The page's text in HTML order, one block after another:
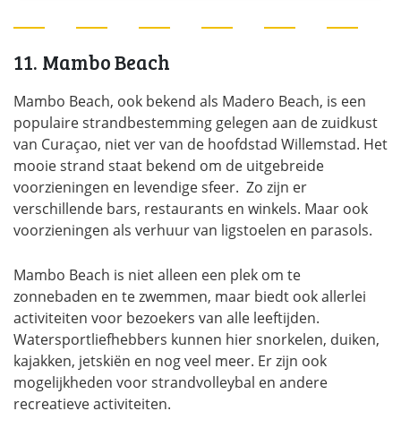
11. Mambo Beach
Mambo Beach, ook bekend als Madero Beach, is een
populaire strandbestemming gelegen aan de zuidkust
van Curaçao, niet ver van de hoofdstad Willemstad. Het
mooie strand staat bekend om de uitgebreide
voorzieningen en levendige sfeer. Zo zijn er
verschillende bars, restaurants en winkels. Maar ook
voorzieningen als verhuur van ligstoelen en parasols.
Mambo Beach is niet alleen een plek om te
zonnebaden en te zwemmen, maar biedt ook allerlei
activiteiten voor bezoekers van alle leeftijden.
Watersportliefhebbers kunnen hier snorkelen, duiken,
kajakken, jetskiën en nog veel meer. Er zijn ook
mogelijkheden voor strandvolleybal en andere
recreatieve activiteiten.